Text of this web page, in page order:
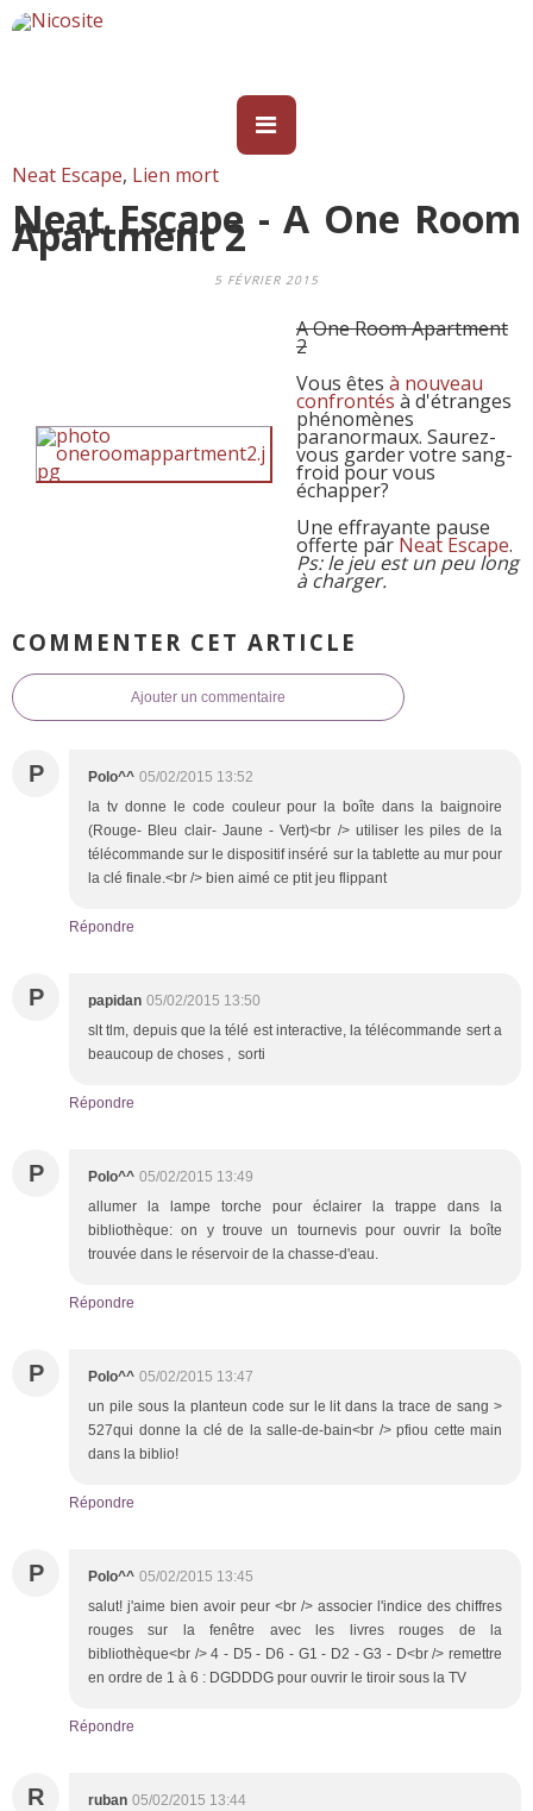
Neat Escape, Lien mort
Neat Escape - A One Room
Apartment 2
5 FÉVRIER 2015
A One Room Apartment
2
Vous êtes à nouveau
confrontés à d'étranges
phénomènes
paranormaux. Saurez-
vous garder votre sang-
froid pour vous
échapper?
Une effrayante pause
offerte par Neat Escape.
Ps: le jeu est un peu long
à charger.
COMMENTER CET ARTICLE
Ajouter un commentaire
P Polo^^ 05/02/2015 13:52
la tv donne le code couleur pour la boîte dans la baignoire
(Rouge- Bleu clair- Jaune - Vert)<br /> utiliser les piles de la
télécommande sur le dispositif inséré sur la tablette au mur pour
la clé finale.<br /> bien aimé ce ptit jeu flippant
Répondre
P papidan 05/02/2015 13:50
slt tlm, depuis que la télé est interactive, la télécommande sert a
beaucoup de choses , sorti
Répondre
P Polo^^ 05/02/2015 13:49
allumer la lampe torche pour éclairer la trappe dans la
bibliothèque: on y trouve un tournevis pour ouvrir la boîte
trouvée dans le réservoir de la chasse-d'eau.
Répondre
P Polo^^ 05/02/2015 13:47
un pile sous la planteun code sur le lit dans la trace de sang >
527qui donne la clé de la salle-de-bain<br /> pfiou cette main
dans la biblio!
Répondre
P Polo^^ 05/02/2015 13:45
salut! j'aime bien avoir peur <br /> associer l'indice des chiffres
rouges sur la fenêtre avec les livres rouges de la
bibliothèque<br /> 4 - D5 - D6 - G1 - D2 - G3 - D<br /> remettre
en ordre de 1 à 6 : DGDDDG pour ouvrir le tiroir sous la TV
Répondre
R ruban 05/02/2015 13:44